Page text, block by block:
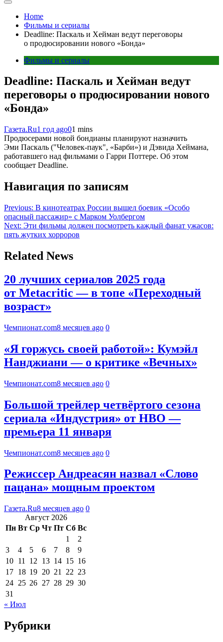
Home
Фильмы и сериалы
Deadline: Паскаль и Хейман ведут переговоры
о продюсировании нового «Бонда»
Фильмы и сериалы
Deadline: Паскаль и Хейман ведут
переговоры о продюсировании нового
«Бонда»
Газета.Ru1 год ago01 mins
Продюсерами новой бондианы планируют назначить
Эми Паскаль ("Человек-паук", «Барби») и Дэвида Хеймана,
работавшего над фильмами о Гарри Поттере. Об этом
сообщает Deadline.
Навигация по записям
Previous: В кинотеатрах России вышел боевик «Особо
опасный пассажир» с Марком Уолбергом
Next: Эти фильмы должен посмотреть каждый фанат ужасов:
пять жутких хорроров
Related News
20 лучших сериалов 2025 года
от Metacritic — в топе «Переходный
возраст»
Чемпионат.com8 месяцев ago 0
«Я горжусь своей работой»: Кумэйл
Нанджиани — о критике «Вечных»
Чемпионат.com8 месяцев ago 0
Большой трейлер четвёртого сезона
сериала «Индустрия» от HBO —
премьера 11 января
Чемпионат.com8 месяцев ago 0
Режиссер Андреасян назвал «Слово
пацана» мощным проектом
Газета.Ru8 месяцев ago 0
Август 2026
Пн Вт Ср Чт Пт Сб Вс
1
2
3
4 5 6 7 8
9
10 11 12 13 14 15 16
17 18 19 20 21 22 23
24 25 26 27 28 29 30
31
« Июл
Рубрики